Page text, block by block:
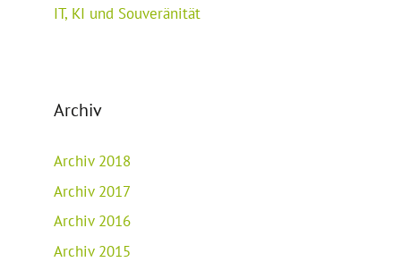
IT, KI und Souveränität
Archiv
Archiv 2018
Archiv 2017
Archiv 2016
Archiv 2015